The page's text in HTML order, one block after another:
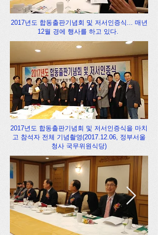
2017년도 합동출판기념회 및 저서인증식... 매년
12월 경에 행사를 하고 있다.
2017년도 합동출판기념회 및 저서인증식을 마치
고 참석자 전체 기념촬영(2017.12.06, 정부서울
청사 국무위원식당)